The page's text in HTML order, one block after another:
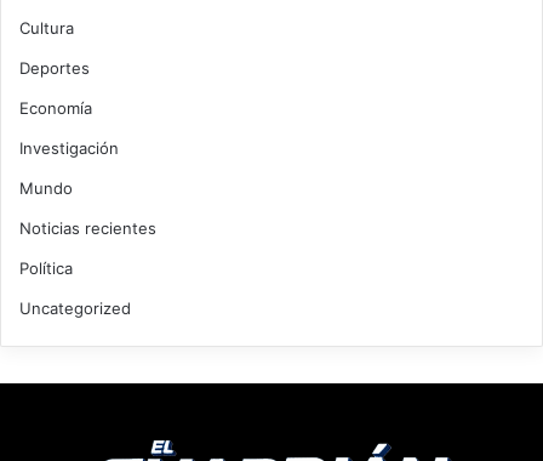
Cultura
Deportes
Economía
Investigación
Mundo
Noticias recientes
Política
Uncategorized